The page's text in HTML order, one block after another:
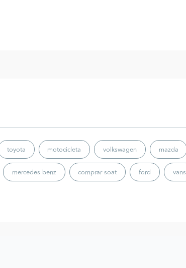
toyota motocicleta volkswagen mazda
mercedes benz comprar soat ford vans